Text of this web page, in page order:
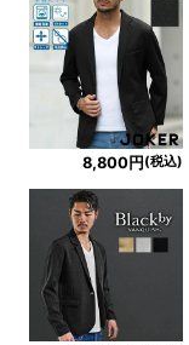
8,800円(税込)